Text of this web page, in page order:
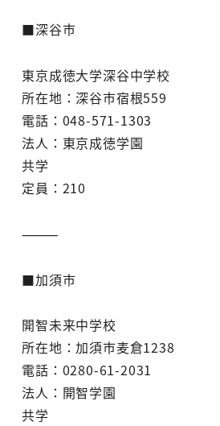
■深谷市
東京成徳大学深谷中学校
所在地：深谷市宿根559
電話：048-571-1303
法人：東京成徳学園
共学
定員：210
⸻
■加須市
開智未来中学校
所在地：加須市麦倉1238
電話：0280-61-2031
法人：開智学園
共学